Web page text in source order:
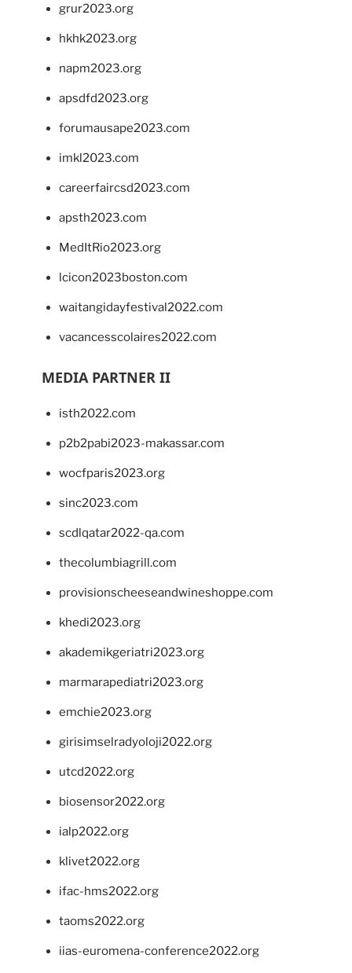
grur2023.org
hkhk2023.org
napm2023.org
apsdfd2023.org
forumausape2023.com
imkl2023.com
careerfaircsd2023.com
apsth2023.com
MedItRio2023.org
lcicon2023boston.com
waitangidayfestival2022.com
vacancesscolaires2022.com
MEDIA PARTNER II
isth2022.com
p2b2pabi2023-makassar.com
wocfparis2023.org
sinc2023.com
scdlqatar2022-qa.com
thecolumbiagrill.com
provisionscheeseandwineshoppe.com
khedi2023.org
akademikgeriatri2023.org
marmarapediatri2023.org
emchie2023.org
girisimselradyoloji2022.org
utcd2022.org
biosensor2022.org
ialp2022.org
klivet2022.org
ifac-hms2022.org
taoms2022.org
iias-euromena-conference2022.org